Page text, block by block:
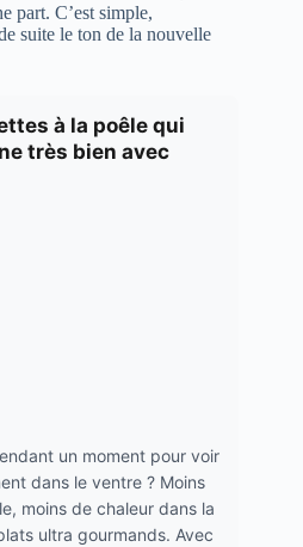
part. C’est simple,
suite le ton de la nouvelle
à la poêle qui
très bien avec
un moment pour voir
dans le ventre ? Moins
moins de chaleur dans la
ultra gourmands. Avec